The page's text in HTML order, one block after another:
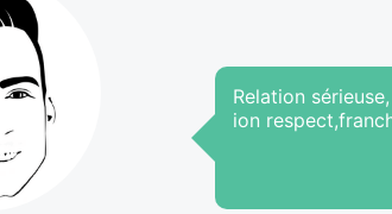
Relation
ion